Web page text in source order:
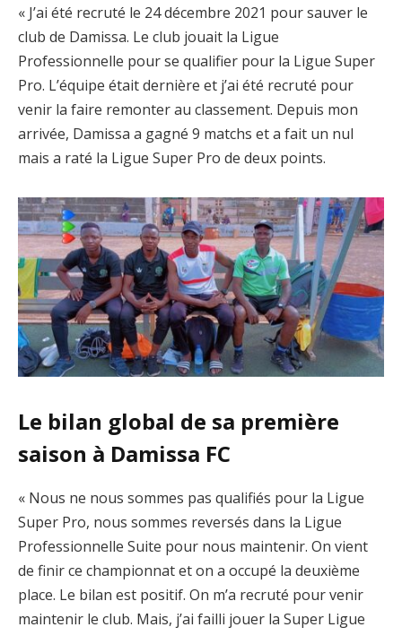
« J’ai été recruté le 24 décembre 2021 pour sauver le
club de Damissa. Le club jouait la Ligue
Professionnelle pour se qualifier pour la Ligue Super
Pro. L’équipe était dernière et j’ai été recruté pour
venir la faire remonter au classement. Depuis mon
arrivée, Damissa a gagné 9 matchs et a fait un nul
mais a raté la Ligue Super Pro de deux points.
Le bilan global de sa première
saison à Damissa FC
« Nous ne nous sommes pas qualifiés pour la Ligue
Super Pro, nous sommes reversés dans la Ligue
Professionnelle Suite pour nous maintenir. On vient
de finir ce championnat et on a occupé la deuxième
place. Le bilan est positif. On m’a recruté pour venir
maintenir le club. Mais, j’ai failli jouer la Super Ligue